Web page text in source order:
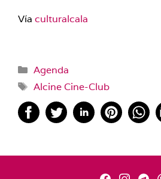
Vía culturalcala
Categorías
Agenda
Etiquetas
Alcine Cine-Club